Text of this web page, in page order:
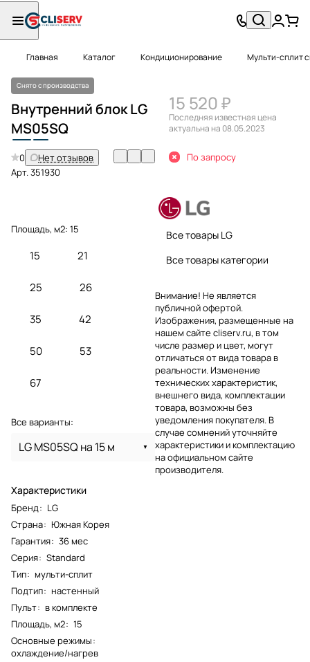
Главная Каталог Кондиционирование Мульти-сплит
Снято с производства
Внутренний блок LG
MS05SQ
0
Нет отзывов
Арт.351930
Площадь, м2: 15
15 21
25 26
35 42
50 53
67
Все варианты:
LG MS05SQ на 15 м
Характеристики
Бренд: LG
Страна: Южная Корея
Гарантия: 36 мес
Серия: Standard
Тип: мульти-сплит
Подтип: настенный
Пульт: в комплекте
Площадь, м2: 15
Основные режимы:
охлаждение/нагрев
15 520 ₽
Последняя известная цена
актуальна на 08.05.2023
По запросу
Все товары LG
Все товары категории
Внимание! Не является
публичной офертой.
Изображения, размещенные на
нашем сайте cliserv.ru, в том
числе размер и цвет, могут
отличаться от вида товара в
реальности. Изменение
технических характеристик,
внешнего вида, комплектации
товара, возможны без
уведомления покупателя. В
случае сомнений уточняйте
характеристики и комплектацию
на официальном сайте
производителя.